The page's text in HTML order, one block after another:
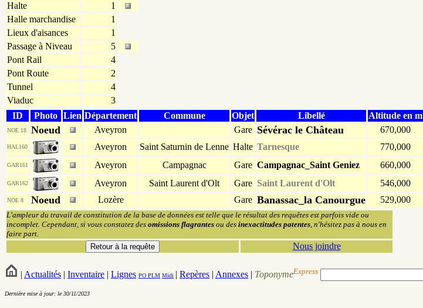
Halte
1
Halle marchandise
1
Lieux d'aisances
1
Passage à Niveau
5
Pont Rail
4
Pont Route
2
Tunnel
4
Viaduc
3
ID
Photo Lien Département Commune Objet Libellé Altitude en m
NOE 18 Noeud Aveyron Gare Sévérac le Château 670,000
HAL160 Aveyron Saint Saturnin de Lenne Halte Tarnesque 770,000
GAR161 Aveyron Campagnac Gare Campagnac_Saint Geniez 660,000
GAR162 Aveyron Saint Laurent d'Olt Gare Saint Laurent d'Olt 546,000
NOE 8 Noeud Lozère Gare Banassac_la Canourgue 529,000
L'ampleur du travail de constitution de la base de données est telle que le résultat des requêtes est parfois vide ou
incomplet. Cependant, si vous constatez des omissions flagrantes ou des inexactitudes patentes, n'hésitez pas à nous en
faire part.
Nous joindre
| Actualités | Inventaire | Lignes PO PLM Midi | Repères | Annexes | ToponymeExpress
Dernière mise à jour: le 30/11/2023